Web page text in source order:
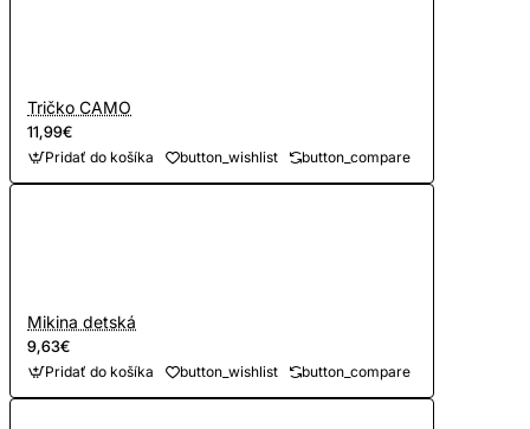
Tričko CAMO
11,99€
Pridať do košíka button_wishlist button_compare
Mikina detská
9,63€
Pridať do košíka button_wishlist button_compare